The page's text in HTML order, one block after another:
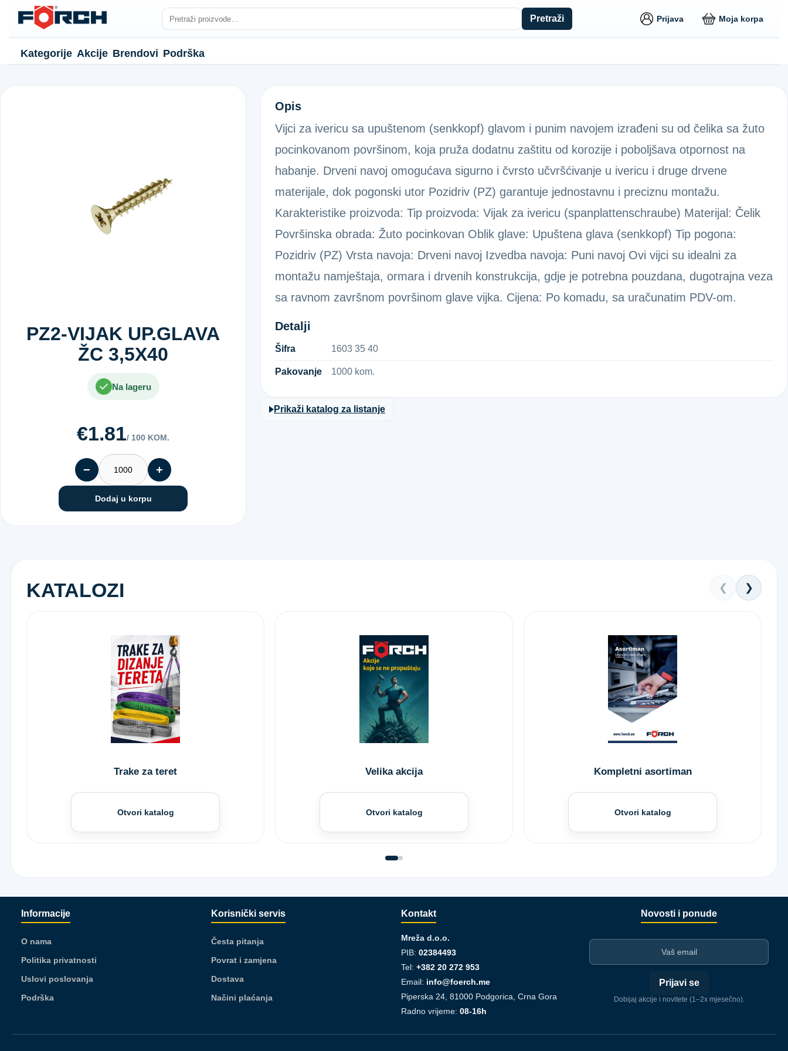
Pretraži Prijava Moja korpa
Kategorije Akcije Brendovi Podrška
PZ2-VIJAK UP.GLAVA
ŽC 3,5X40
Na lageru
€1.81/ 100 KOM.
− +
Dodaj u korpu
PZ2-VIJAK UP.GLAVA ŽC 3,5X40
Opis
Vijci za ivericu sa upuštenom (senkkopf) glavom i punim navojem izrađeni su od čelika sa žuto
pocinkovanom površinom, koja pruža dodatnu zaštitu od korozije i poboljšava otpornost na
habanje. Drveni navoj omogućava sigurno i čvrsto učvršćivanje u ivericu i druge drvene
materijale, dok pogonski utor Pozidriv (PZ) garantuje jednostavnu i preciznu montažu.
Karakteristike proizvoda: Tip proizvoda: Vijak za ivericu (spanplattenschraube) Materijal: Čelik
Površinska obrada: Žuto pocinkovan Oblik glave: Upuštena glava (senkkopf) Tip pogona:
Pozidriv (PZ) Vrsta navoja: Drveni navoj Izvedba navoja: Puni navoj Ovi vijci su idealni za
montažu namještaja, ormara i drvenih konstrukcija, gdje je potrebna pouzdana, dugotrajna veza
sa ravnom završnom površinom glave vijka. Cijena: Po komadu, sa uračunatim PDV-om.
Detalji
Šifra 1​6​0​3​ ​3​5​ ​4​0​
Pakovanje 1000 kom.
Prikaži katalog za listanje
KATALOZI ❮ ❯
Trake za teret
Otvori katalog
Velika akcija
Otvori katalog
Kompletni asortiman
Otvori katalog
Informacije
O nama
Politika privatnosti
Uslovi poslovanja
Podrška
Korisnički servis
Česta pitanja
Povrat i zamjena
Dostava
Načini plaćanja
Kontakt
Mreža d.o.o.
PIB: 02384493
Tel: +382 20 272 953
Email: info@foerch.me
Piperska 24, 81000 Podgorica, Crna Gora
Radno vrijeme: 08-16h
Novosti i ponude
Prijavi se
Dobijaj akcije i novitete (1–2x mjesečno).